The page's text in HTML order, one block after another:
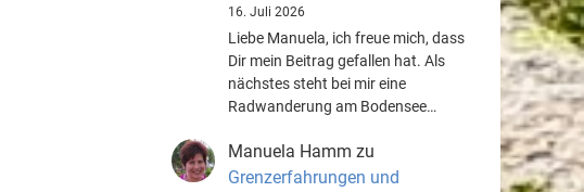
16. Juli 2026
Liebe Manuela, ich freue mich, dass
Dir mein Beitrag gefallen hat. Als
nächstes steht bei mir eine
Radwanderung am Bodensee…
Manuela Hamm zu
Grenzerfahrungen und